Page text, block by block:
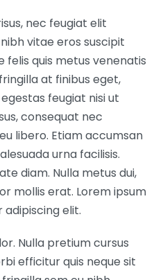
nec feugiat elit
vitae eros suscipit
quis metus venenatis
at finibus eget,
feugiat nisi ut
consequat nec
libero. Etiam accumsan
urna facilisis.
diam. Nulla metus dui,
mollis erat. Lorem ipsum
elit.
Nulla pretium cursus
efficitur quis neque sit